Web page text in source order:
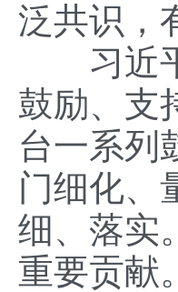
泛共识，
习近平
鼓励、支
台一系列
门细化、
细、落实
重要贡献